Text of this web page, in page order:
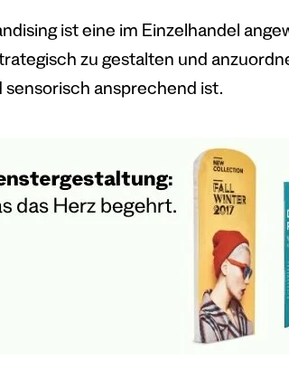
ist eine im Einzelhandel
zu gestalten und
sensorisch ansprechend ist.